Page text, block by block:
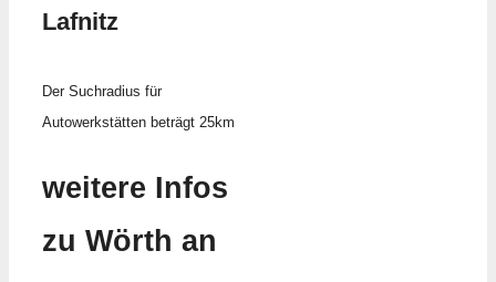
Lafnitz
Der Suchradius für
Autowerkstätten beträgt 25km
weitere Infos
zu Wörth an